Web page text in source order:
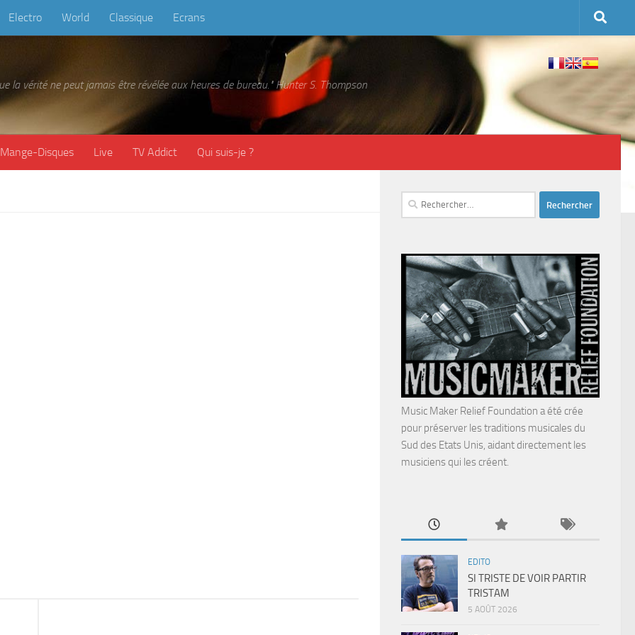
Electro World Classique Ecrans
la vérité ne peut jamais être révélée aux heures de bureau." Hunter S. Thompson
Mange-Disques Live TV Addict Qui suis-je ?
Rechercher :
Music Maker Relief Foundation a été crée
pour préserver les traditions musicales du
Sud des Etats Unis, aidant directement les
musiciens qui les créent.
EDITO
SI TRISTE DE VOIR PARTIR
TRISTAM
5 AOÛT 2026